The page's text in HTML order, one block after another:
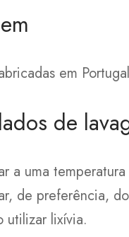
em Portugal
de
a uma
de preferência,
utilizar lixívia.